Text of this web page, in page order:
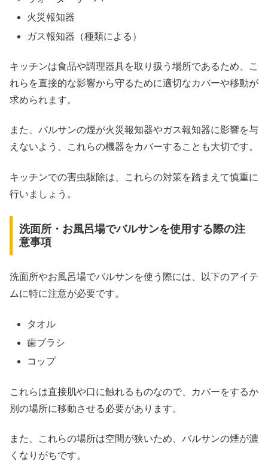
火災報知器
ガス報知器（種類による）
キッチンは食品や調理器具を取り扱う場所であるため、こ
れらを直接的な影響から守るために適切なカバーや移動が
求められます。
また、バルサンの煙が火災報知器やガス報知器に影響を与
えないよう、これらの機器をカバーすることも大切です。
キッチンでの害虫駆除は、これらの対策を踏まえて慎重に
行いましょう。
洗面所・お風呂場でバルサンを使用する際の注
意事項
洗面所やお風呂場でバルサンを使う際には、以下のアイテ
ムに特に注意が必要です。
タオル
歯ブラシ
コップ
これらは直接肌や口に触れるものなので、カバーをするか
別の場所に移動させる必要があります。
また、これらの場所は空間が狭いため、バルサンの煙が濃
くなりがちです。